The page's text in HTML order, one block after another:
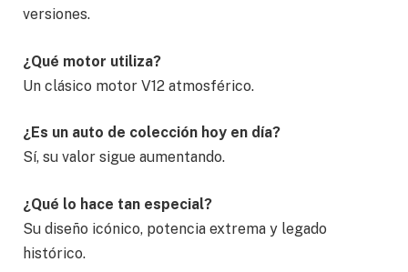
versiones.
¿Qué motor utiliza?
Un clásico motor V12 atmosférico.
¿Es un auto de colección hoy en día?
Sí, su valor sigue aumentando.
¿Qué lo hace tan especial?
Su diseño icónico, potencia extrema y legado
histórico.